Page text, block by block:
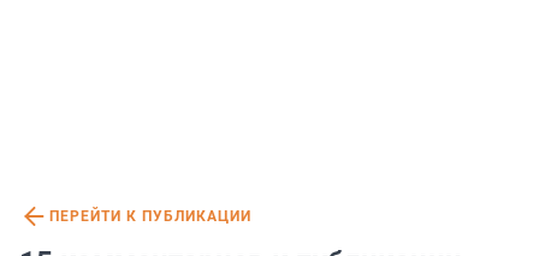
ПЕРЕЙТИ К ПУБЛИКАЦИИ